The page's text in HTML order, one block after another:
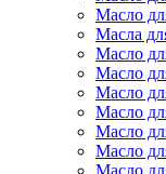
Масло
Масла
Масло
Масло
Масло
Масло
Масло
Масло
Масло